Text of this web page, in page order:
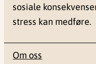
sosiale
stress kan medføre.
Om oss